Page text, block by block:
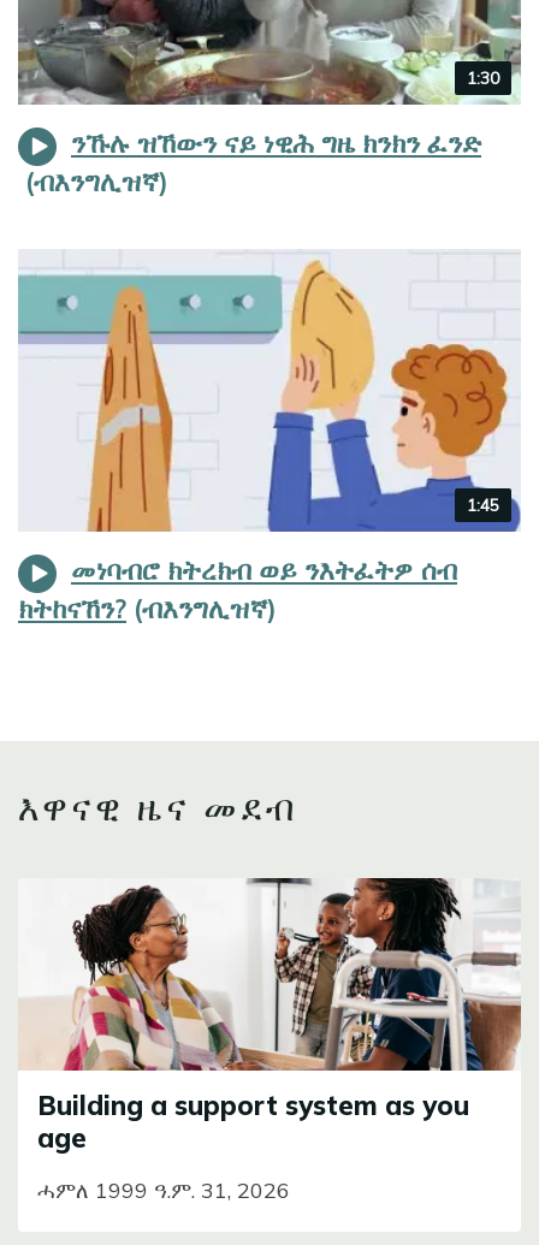
Video
duration
1:30
ንኹሉ ዝኸውን ናይ ነዊሕ ግዜ ክንክን ፈንድ
Video
duration
1:45
መነባብሮ ክትረክብ ወይ ንእትፈትዎ ሰብ
ክትከናኸን?
እዋናዊ ዜና መደብ
Building a support system as you
age
ሓምለ 1999 ዓ.ም. 31, 2026